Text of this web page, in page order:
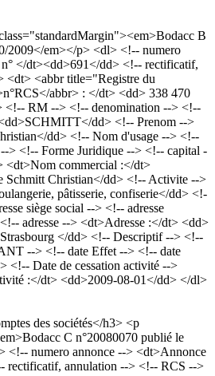
B
2009</em></p> <dl> <!-- numero
</dt><dd>691</dd> <!-- rectificatif,
<dt> <abbr title="Registre du
abbr> : </dt> <dd> 338 470
<!-- RM --> <!-- denomination --> <!--
dd> <!-- Prenom -->
dd> <!-- Nom d'usage --> <!--
> <!-- Forme Juridique --> <!-- capital -
<dt>Nom commercial :</dt>
Schmitt Christian</dd> <!-- Activite -->
pâtisserie, confiserie</dd> <!-
siège social --> <!-- adresse
adresse --> <dt>Adresse :</dt> <dd>
</dd> <!-- Descriptif --> <!--
--> <!-- date Effet --> <!-- date
<!-- Date de cessation activité -->
:</dt> <dd>2009-08-01</dd> </dl>
des sociétés</h3> <p
C n°20080070 publié le
<!-- numero annonce --> <dt>Annonce
rectificatif, annulation --> <!-- RCS -->